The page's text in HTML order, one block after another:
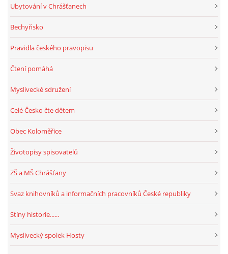
Ubytování v Chrášťanech
Bechyňsko
Pravidla českého pravopisu
Čtení pomáhá
Myslivecké sdružení
Celé Česko čte dětem
Obec Koloměřice
Životopisy spisovatelů
ZŠ a MŠ Chrášťany
Svaz knihovníků a informačních pracovníků České republiky
Stíny historie......
Myslivecký spolek Hosty